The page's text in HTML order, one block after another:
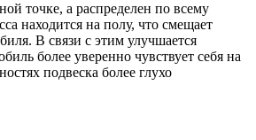
точке, а распределен по всему
находится на полу, что смещает
В связи с этим улучшается
более уверенно чувствует себя на
подвеска более глухо